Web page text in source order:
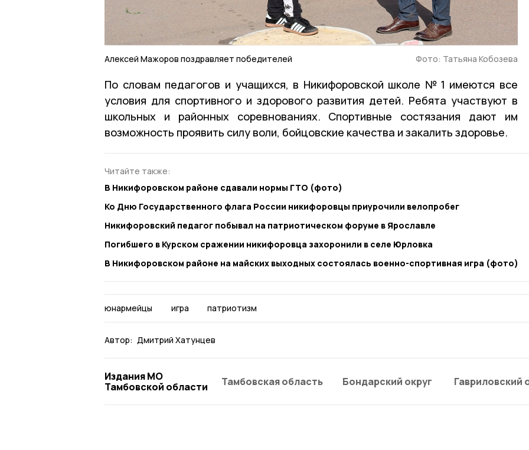
Алексей Мажоров поздравляет победителей Фото: Татьяна Кобозева
По словам педагогов и учащихся, в Никифоровской школе № 1 имеются все
условия для спортивного и здорового развития детей. Ребята участвуют в
школьных и районных соревнованиях. Спортивные состязания дают им
возможность проявить силу воли, бойцовские качества и закалить здоровье.
Читайте также:
В Никифоровском районе сдавали нормы ГТО (фото)
Ко Дню Государственного флага России никифоровцы приурочили велопробег
Никифоровский педагог побывал на патриотическом форуме в Ярославле
Погибшего в Курском сражении никифоровца захоронили в селе Юрловка
В Никифоровском районе на майских выходных состоялась военно-спортивная игра (фото)
юнармейцы игра патриотизм
Автор: Дмитрий Хатунцев
Издания МО
Тамбовской области
Тамбовская область Бондарский округ Гавриловский